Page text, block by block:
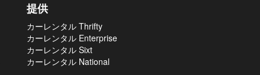
提供
カーレンタル Thrifty
カーレンタル Enterprise
カーレンタル Sixt
カーレンタル National